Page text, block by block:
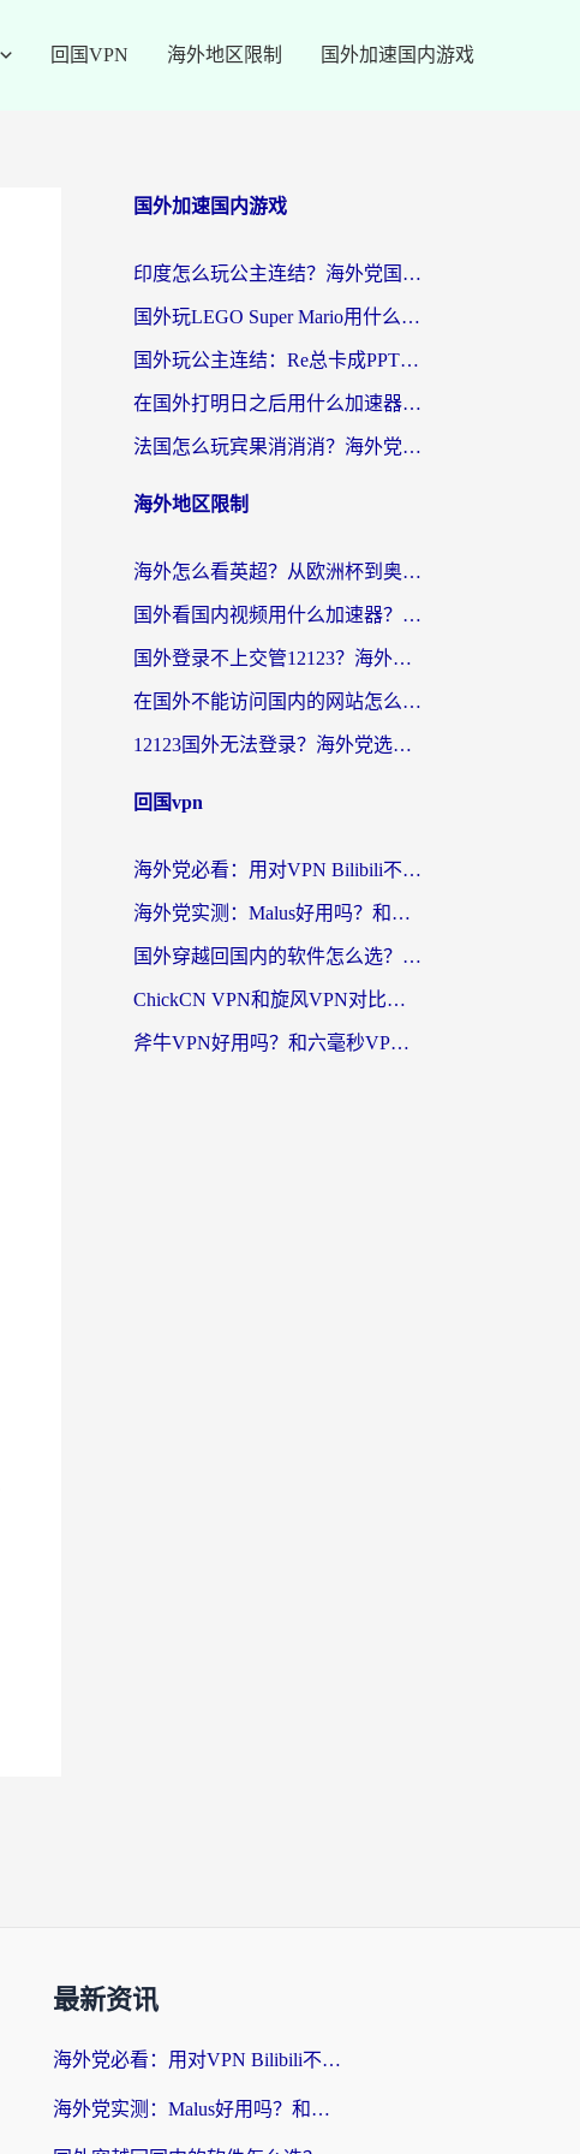
回国VPN 海外地区限制 国外加速国内游戏
国外加速国内游戏
印度怎么玩公主连结？海外党国服游戏加速终极指南（附仙境传说RO重生细胞优化技巧）
国外玩LEGO Super Mario用什么加速器？2026海外玩家亲测有效指南
国外玩公主连结：Re总卡成PPT？3步选对加速器，畅玩国服无压力
在国外打明日之后用什么加速器好一点？海外玩家亲测有效的国服游戏加速指南
法国怎么玩宾果消消消？海外党国服游戏加速器终极指南（附漫威召唤与合成解决办法）
海外地区限制
海外怎么看英超？从欧洲杯到奥运会，一份让你不卡壳的中文解说观看指南
国外看国内视频用什么加速器？留学生和海外华人的实用指南
国外登录不上交管12123？海外华人亲测有效的回国加速器选择指南
在国外不能访问国内的网站怎么办？海外党必看的无缝回国上网指南
12123国外无法登录？海外党选对回国加速器，轻松解决国内资源访问难题
回国vpn
海外党必看：用对VPN Bilibili不卡顿，英国玩国内游戏也丝滑——2026回国加速器选择指南
海外党实测：Malus好用吗？和雷霆哪个好？+ 3款热门加速器深度对比
国外穿越回国内的软件怎么选？3年海外党亲测实用指南，告别地域限制
ChickCN VPN和旋风VPN对比哪个回国效果更好？海外党实测回国内网神器指南
斧牛VPN好用吗？和六毫秒VPN对比哪个回国效果更好？海外党亲测实用指南
最新资讯
海外党必看：用对VPN Bilibili不卡顿，英国玩国内游戏也丝滑——2026回国加速器选择指南
海外党实测：Malus好用吗？和雷霆哪个好？+ 3款热门加速器深度对比